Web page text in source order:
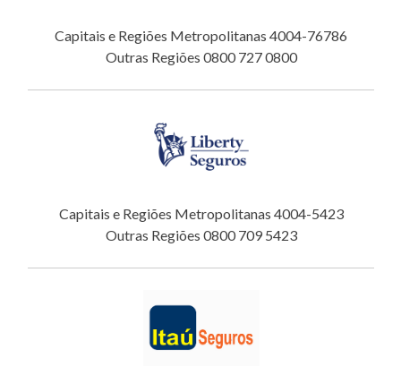
Capitais e Regiões Metropolitanas 4004-76786
Outras Regiões 0800 727 0800
Capitais e Regiões Metropolitanas 4004-5423
Outras Regiões 0800 709 5423